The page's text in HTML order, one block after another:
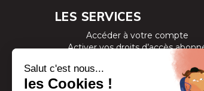
LES SERVICES
Accéder à votre compte
Activer vos droits d’accès
Consulter les magazines
S’inscrire aux newsletters
Devenir annonceur